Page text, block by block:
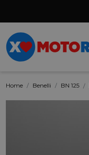
Home Benelli BN 125